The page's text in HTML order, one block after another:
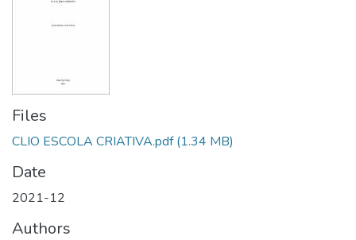
Files
CLIO ESCOLA CRIATIVA.pdf (1.34 MB)
Date
2021-12
Authors